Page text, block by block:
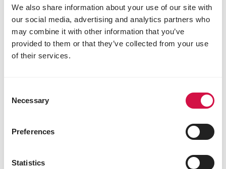
We also share information about your use of our site with
our social media, advertising and analytics partners who
may combine it with other information that you’ve
provided to them or that they’ve collected from your use
of their services.
Selection
Necessary
Preferences
Statistics